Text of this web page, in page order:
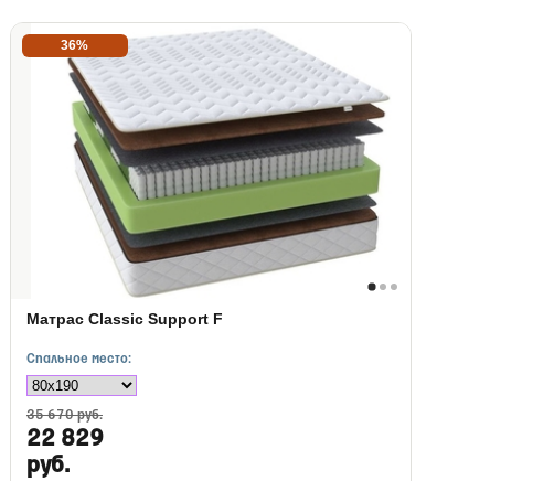
36%
Матрас Classic Support F
Спальное место:
35 670 руб.
22 829
руб.